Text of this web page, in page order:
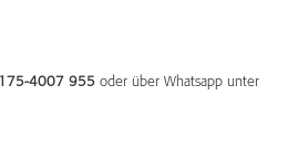
4007 955 oder über Whatsapp unter